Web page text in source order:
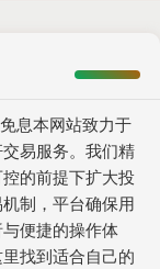
息本网站致力于
易服务。我们精
的前提下扩大投
制，平台确保用
便捷的操作体
找到适合自己的